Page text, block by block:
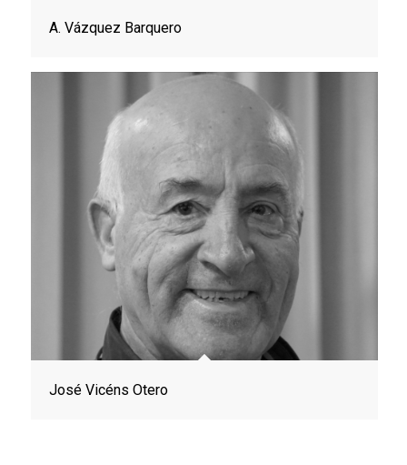
A. Vázquez Barquero
José Vicéns Otero